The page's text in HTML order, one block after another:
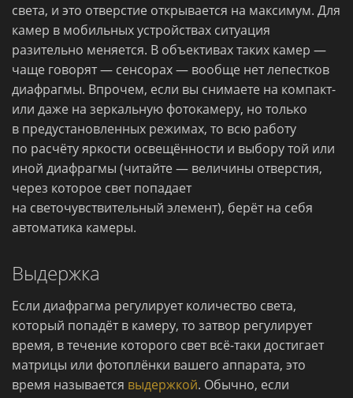
света, и это отверстие открывается на максимум. Для
камер в мобильных устройствах ситуация
разительно меняется. В объективах таких камер —
чаще говорят — сенсорах — вообще нет лепестков
диафрагмы. Впрочем, если вы снимаете на компакт-
или даже на зеркальную фотокамеру, но только
в предустановленных режимах, то всю работу
по расчёту яркости освещённости и выбору той или
иной диафрагмы (читайте — величины отверстия,
через которое свет попадает
на светочувствительный элемент), берёт на себя
автоматика камеры.
Выдержка
Если диафрагма регулирует количество света,
который попадёт в камеру, то затвор регулирует
время, в течение которого свет всё-таки достигает
матрицы или фотоплёнки вашего аппарата, это
время называется выдержкой. Обычно, если